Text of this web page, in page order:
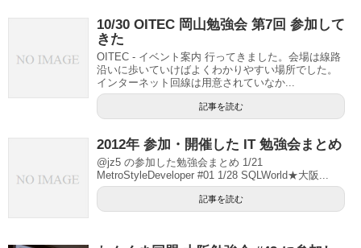
10/30 OITEC 岡山勉強会 第7回 参加して
きた
OITEC - イベント案内 行ってきました。会場は線路
沿いに歩いていけばよくわかりやすい場所でした。
インターネット回線は用意されていなか...
記事を読む
2012年 参加・開催した IT 勉強会まとめ
@jz5 の参加した勉強会まとめ 1/21
MetroStyleDeveloper #01 1/28 SQLWorld★大阪...
記事を読む